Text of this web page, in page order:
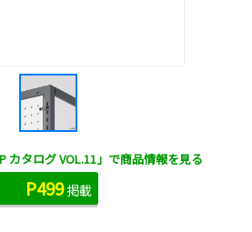
カタログ VOL.11」で商品情報を見る
P499掲載